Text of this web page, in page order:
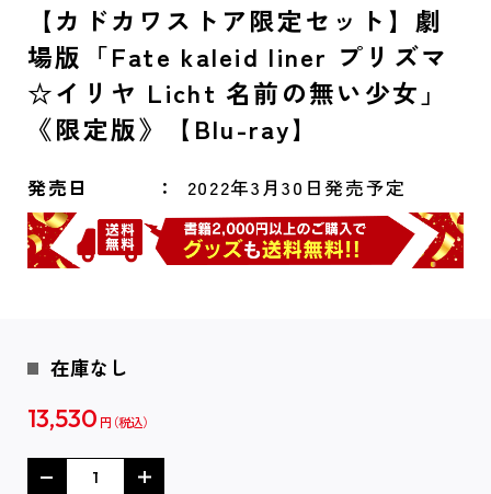
【カドカワストア限定セット】劇
場版「Fate kaleid liner プリズマ
☆イリヤ Licht 名前の無い少女」
《限定版》【Blu-ray】
発売日 2022年3月30日発売予定
在庫なし
13,530 円